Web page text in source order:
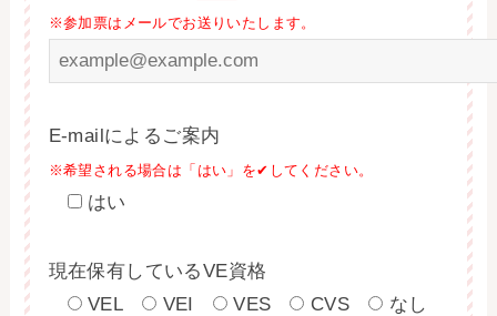
※参加票はメールでお送りいたします。
E-mailによるご案内
※希望される場合は「はい」を✔してください。
はい
現在保有しているVE資格
VEL
VEI VES CVS なし